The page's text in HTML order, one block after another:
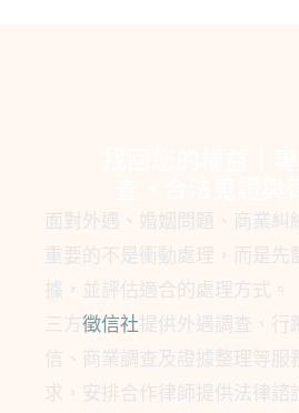
面對外遇、婚姻問題、商業糾
重要的不是衝動處理，而是先
據，並評估適合的處理方式。
三方徵信社提供外遇調查、行
信、商業調查及證據整理等服
求，安排合作律師提供法律諮